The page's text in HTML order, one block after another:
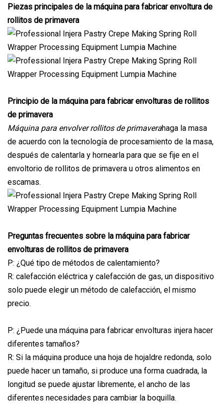
Piezas principales de la máquina para fabricar envoltura de
rollitos de primavera
Principio de la máquina para fabricar envolturas de rollitos
de primavera
Máquina para envolver rollitos de primaverahaga la masa
de acuerdo con la tecnología de procesamiento de la masa,
después de calentarla y hornearla para que se fije en el
envoltorio de rollitos de primavera u otros alimentos en
escamas.
Preguntas frecuentes sobre la máquina para fabricar
envolturas de rollitos de primavera
P: ¿Qué tipo de métodos de calentamiento?
R: calefacción eléctrica y calefacción de gas, un dispositivo
solo puede elegir un método de calefacción, el mismo
precio.
P: ¿Puede una máquina para fabricar envolturas injera hacer
diferentes tamaños?
R: Si la máquina produce una hoja de hojaldre redonda, solo
puede hacer un tamaño, si produce una forma cuadrada, la
longitud se puede ajustar libremente, el ancho de las
diferentes necesidades para cambiar la boquilla.